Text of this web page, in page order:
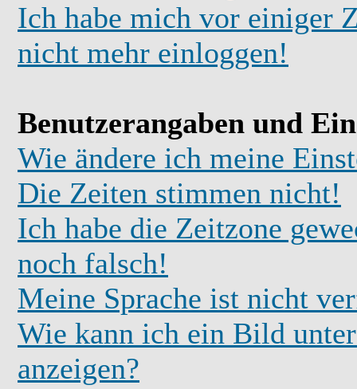
Ich habe mich vor einiger
nicht mehr einloggen!
Benutzerangaben und
Wie ändere ich meine
Die Zeiten stimmen nicht!
Ich habe die Zeitzone
noch falsch!
Meine Sprache ist nicht
Wie kann ich ein Bild
anzeigen?